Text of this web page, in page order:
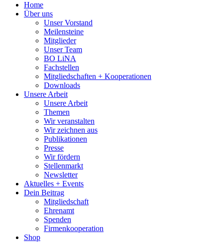
Home
Über uns
Unser Vorstand
Meilensteine
Mitglieder
Unser Team
BO LiNA
Fachstellen
Mitgliedschaften + Kooperationen
Downloads
Unsere Arbeit
Unsere Arbeit
Themen
Wir veranstalten
Wir zeichnen aus
Publikationen
Presse
Wir fördern
Stellenmarkt
Newsletter
Aktuelles + Events
Dein Beitrag
Mitgliedschaft
Ehrenamt
Spenden
Firmenkooperation
Shop